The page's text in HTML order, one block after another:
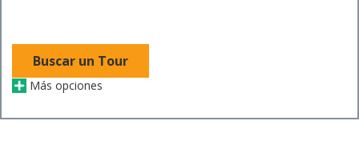
Buscar un Tour
Más opciones